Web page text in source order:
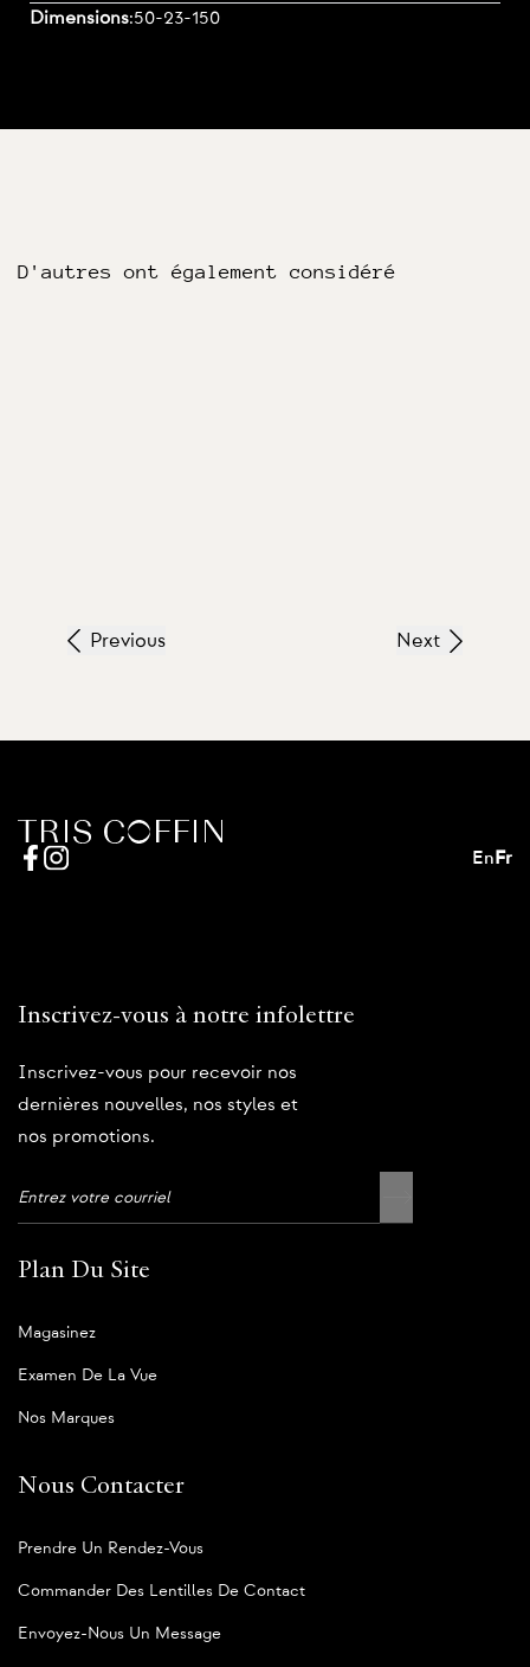
Dimensions:50-23-150
D'autres ont également considéré
Previous Next
En Fr
Inscrivez-vous à notre infolettre
Inscrivez-vous pour recevoir nos
dernières nouvelles, nos styles et
nos promotions.
Plan Du Site
Magasinez
Examen De La Vue
Nos Marques
Nous Contacter
Prendre Un Rendez-Vous
Commander Des Lentilles De Contact
Envoyez-Nous Un Message